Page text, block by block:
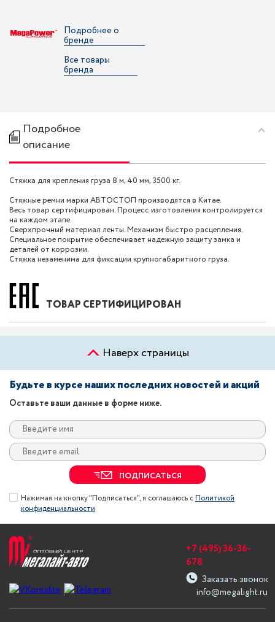
Подробнее о
бренде
Все товары
бренда
Подробное
описание
Стяжка для крепления груза 8 м, 40 мм, 3500 кг.
Стяжные ремни марки АВТОСТОП производятся в Китае.
Весь товар сертифицирован. Процесс изготовления контролируется
на каждом этапе.
Сверхпрочный материал ленты. Механизм быстро расцепления.
Специальное покрытие обеспечивает надежную защиту замка и
деталей от коррозии.
Стяжка незаменима для фиксации крупногабаритного груза.
ТОВАР СЕРТИФИЦИРОВАН
Наверх страницы
Будьте в курсе наших последних новостей и акций
Оставьте ваши данные в форме ниже.
ПОДПИСАТЬСЯ
Нажимая на кнопку "Подписаться", я соглашаюсь сПолитикой
конфиденциальности
info@megalight.ru
+7 (495) 36-36-
678
Заказать звонок